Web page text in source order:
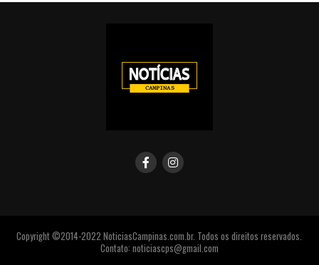
Copyright ©2014-2022 NoticiasCampinas.com.br. Todos os direitos reservados.
Contato: noticiascps@gmail.com